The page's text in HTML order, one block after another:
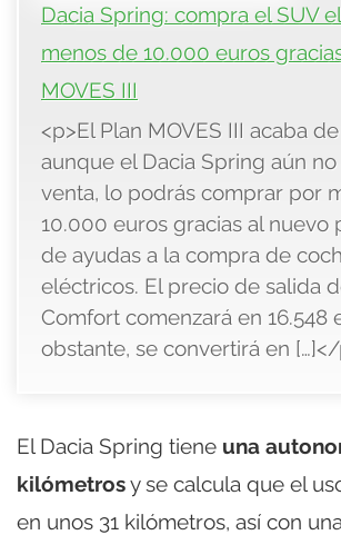
Dacia Spring: compra el SUV
menos de 10.000 euros
MOVES III
<p>El Plan MOVES III acaba
aunque el Dacia Spring aún no
venta, lo podrás comprar por
10.000 euros gracias al nuevo
de ayudas a la compra de
eléctricos. El precio de salida
Comfort comenzará en 16.548
obstante, se convertirá en
El Dacia Spring tiene una
kilómetrosy se calcula que el
en unos 31 kilómetros, así con